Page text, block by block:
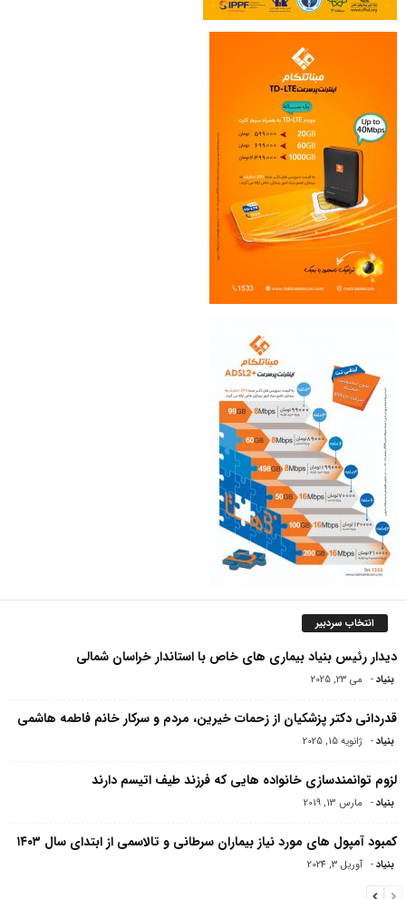
انتخاب سردبیر
دیدار رئیس بنیاد بیماری های خاص با استاندار خراسان شمالی
بنیاد- می 23, 2025
قدردانی دکتر پزشکیان از زحمات خیرین، مردم و سرکار خانم فاطمه هاشمی
بنیاد- ژانویه 15, 2025
لزوم توانمندسازی خانواده هایی که فرزند طیف اتیسم دارند
بنیاد- مارس 13, 2019
کمبود آمپول های مورد نیاز بیماران سرطانی و تالاسمی از ابتدای سال ۱۴۰۳
بنیاد- آوریل 3, 2024